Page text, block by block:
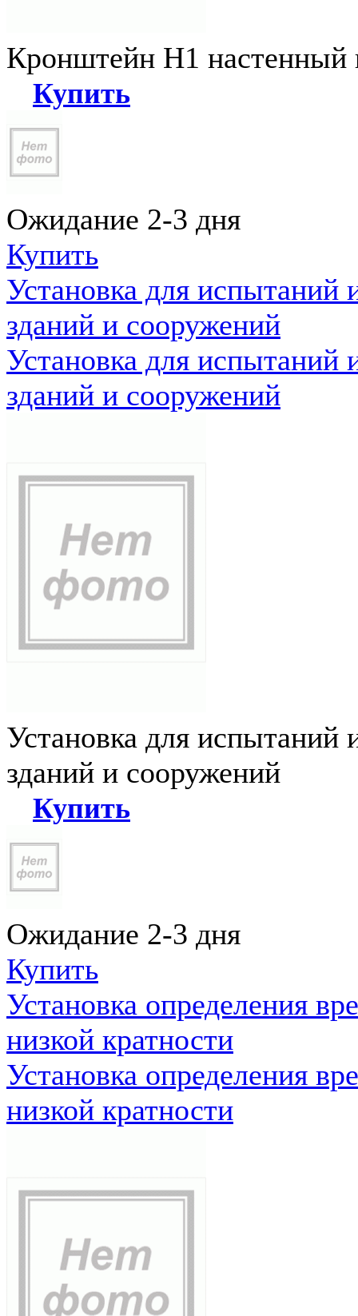
Кронштейн Н1
Купить
Ожидание 2-3 дня
Купить
Установка для испытаний
зданий и сооружений
Установка для испытаний
зданий и сооружений
Установка для испытаний
зданий и сооружений
Купить
Ожидание 2-3 дня
Купить
Установка определения
низкой кратности
Установка определения
низкой кратности